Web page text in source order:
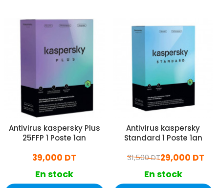
Antivirus kaspersky Plus
25FFP 1 Poste 1an
39,000 DT
En stock
Antivirus kaspersky
Standard 1 Poste 1an
29,000 DT
31,500 DT
En stock